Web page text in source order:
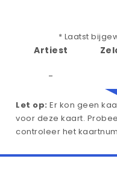
* Laatst
Artiest
-
Let op: Er kon geen
voor deze kaart.
controleer het